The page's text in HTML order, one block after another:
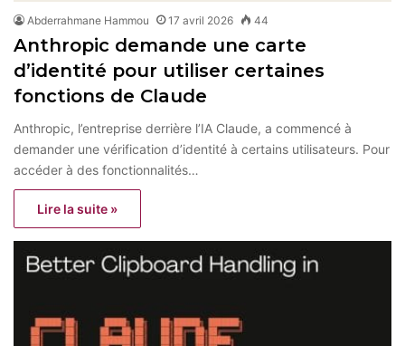
Abderrahmane Hammou 17 avril 2026 44
Anthropic demande une carte
d’identité pour utiliser certaines
fonctions de Claude
Anthropic, l’entreprise derrière l’IA Claude, a commencé à
demander une vérification d’identité à certains utilisateurs. Pour
accéder à des fonctionnalités…
Lire la suite »